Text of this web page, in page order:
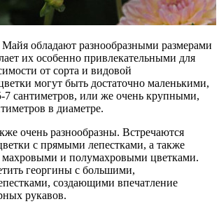
обладают разнообразными размерами
их особенно привлекательными для
от сорта и видовой
могут быть достаточно маленькими,
7 сантиметров, или же очень крупными,
в диаметре.
очень разнообразны. Встречаются
с прямыми лепестками, а также
и полумахровыми цветками.
георгины с большими,
создающими впечатление
рукавов.